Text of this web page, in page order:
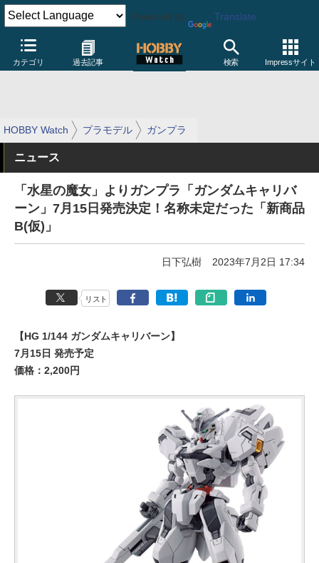
Powered by Translate
カテゴリ 過去記事 検索 Impressサイト
HOBBY Watch プラモデル ガンプラ
ニュース
「水星の魔女」よりガンプラ「ガンダムキャリバ
ーン」7月15日発売決定！名称未定だった「新商品
B(仮)」
日下弘樹 2023年7月2日 17:34
リスト
【HG 1/144 ガンダムキャリバーン】
7月15日 発売予定
価格：2,200円